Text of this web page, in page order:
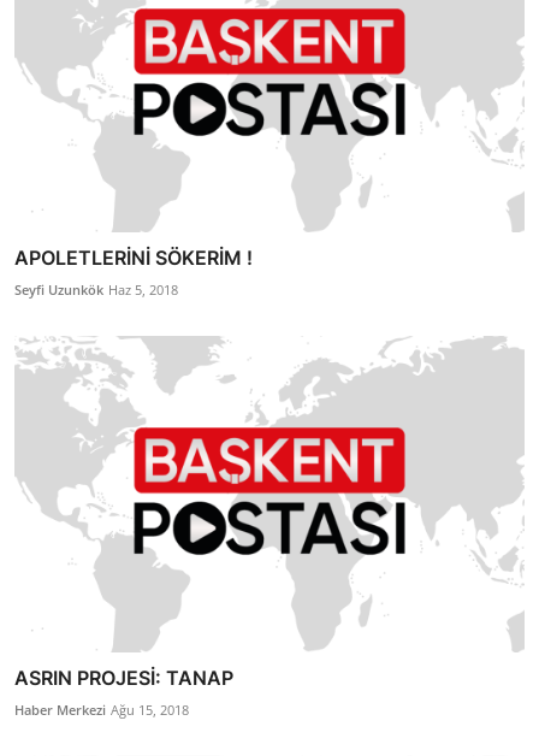
APOLETLERİNİ SÖKERİM !
Seyfi Uzunkök Haz 5, 2018
ASRIN PROJESİ: TANAP
Haber Merkezi Ağu 15, 2018